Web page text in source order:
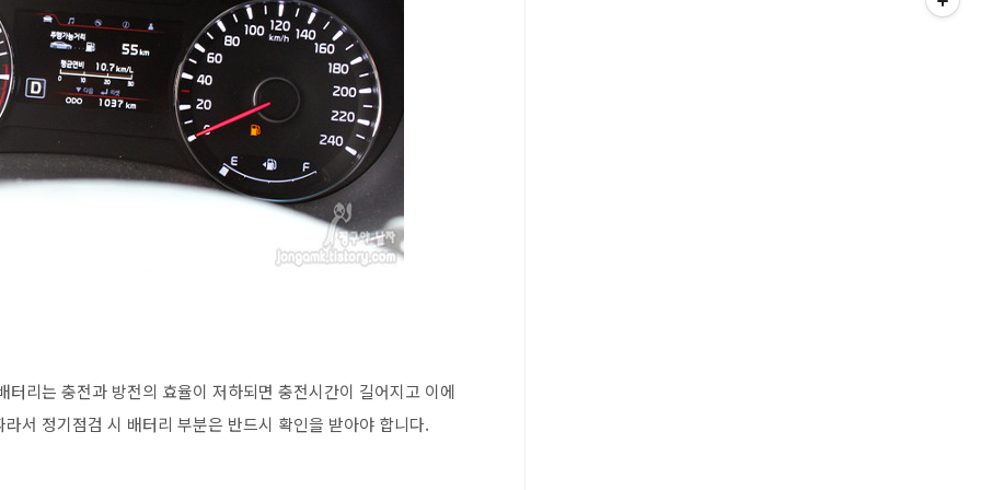
리는 충전과 방전의 효율이 저하되면 충전시간이 길어지고 이에
서 정기점검 시 배터리 부분은 반드시 확인을 받아야 합니다.